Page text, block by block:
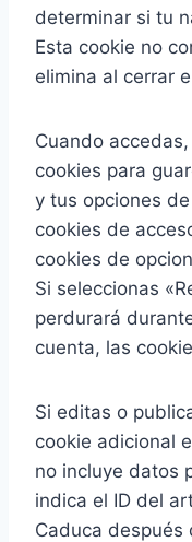
determinar si tu
Esta cookie no
elimina al cerrar
Cuando
cookies para
y tus opciones
cookies de
cookies de
Si seleccionas
perdurará
cuenta, las
Si editas o
cookie adicional
no incluye datos
indica el ID del
Caduca después